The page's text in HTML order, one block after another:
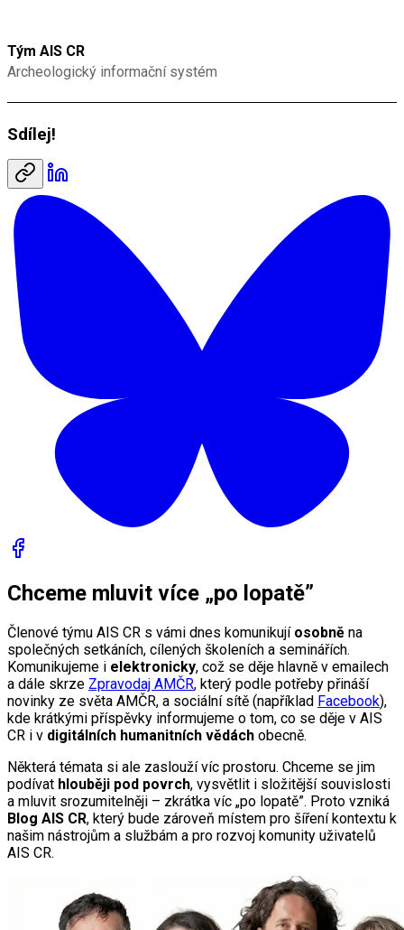
Tým AIS CR
Archeologický informační systém
Sdílej!
Chceme mluvit více „po lopatě”
Členové týmu AIS CR s vámi dnes komunikují osobně na
společných setkáních, cílených školeních a seminářích.
Komunikujeme i elektronicky, což se děje hlavně v emailech
a dále skrze Zpravodaj AMČR, který podle potřeby přináší
novinky ze světa AMČR, a sociální sítě (například Facebook),
kde krátkými příspěvky informujeme o tom, co se děje v AIS
CR i v digitálních humanitních vědách obecně.
Některá témata si ale zaslouží víc prostoru. Chceme se jim
podívat hlouběji pod povrch, vysvětlit i složitější souvislosti
a mluvit srozumitelněji – zkrátka víc „po lopatě”. Proto vzniká
Blog AIS CR, který bude zároveň místem pro šíření kontextu k
našim nástrojům a službám a pro rozvoj komunity uživatelů
AIS CR.